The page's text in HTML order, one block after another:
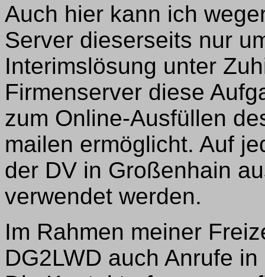
Auch hier kann ich
Server dieserseits nur
Interimslösung unter
Firmenserver diese
zum Online-Ausfüllen
mailen ermöglicht. Auf
der DV in Großenhain
verwendet werden.
Im Rahmen meiner
DG2LWD auch Anrufe